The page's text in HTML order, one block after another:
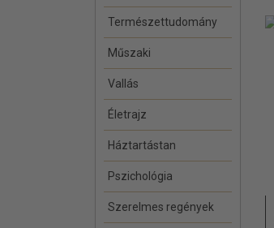
Természettudomány
Műszaki
Vallás
Életrajz
Háztartástan
Pszichológia
Szerelmes regények